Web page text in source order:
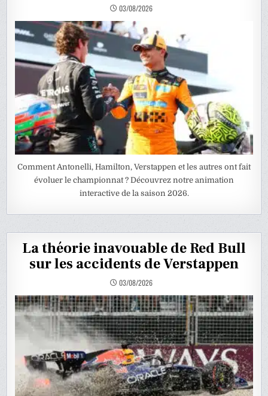
03/08/2026
Comment Antonelli, Hamilton, Verstappen et les autres ont fait
évoluer le championnat ? Découvrez notre animation
interactive de la saison 2026.
La théorie inavouable de Red Bull
sur les accidents de Verstappen
03/08/2026